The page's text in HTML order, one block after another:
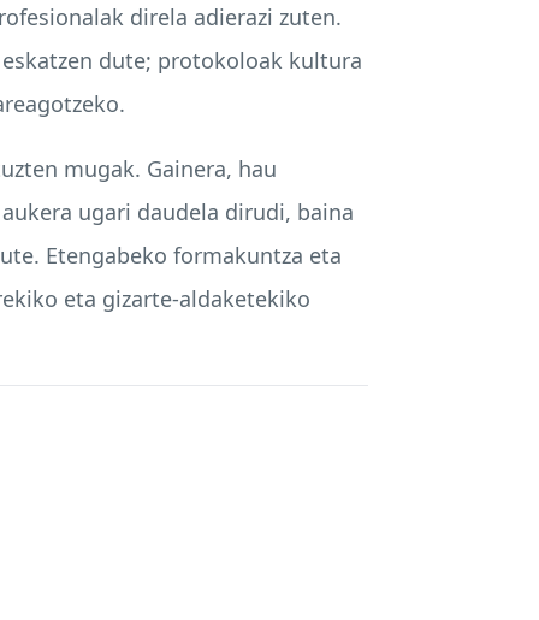
direla adierazi zuten.
dute; protokoloak kultura
mugak. Gainera, hau
ugari daudela dirudi, baina
Etengabeko formakuntza eta
eta gizarte-aldaketekiko